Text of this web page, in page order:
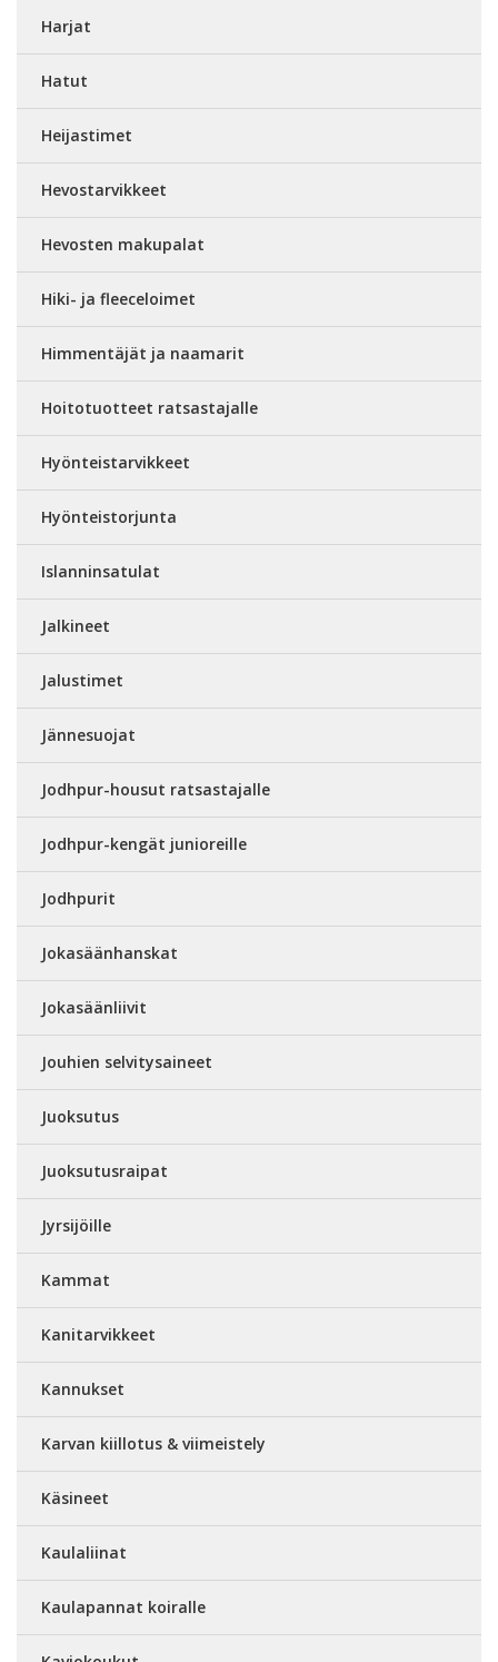
Harjat
Hatut
Heijastimet
Hevostarvikkeet
Hevosten makupalat
Hiki- ja fleeceloimet
Himmentäjät ja naamarit
Hoitotuotteet ratsastajalle
Hyönteistarvikkeet
Hyönteistorjunta
Islanninsatulat
Jalkineet
Jalustimet
Jännesuojat
Jodhpur-housut ratsastajalle
Jodhpur-kengät junioreille
Jodhpurit
Jokasäänhanskat
Jokasäänliivit
Jouhien selvitysaineet
Juoksutus
Juoksutusraipat
Jyrsijöille
Kammat
Kanitarvikkeet
Kannukset
Karvan kiillotus & viimeistely
Käsineet
Kaulaliinat
Kaulapannat koiralle